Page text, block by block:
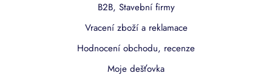
B2B, Stavební firmy
Vracení zboží a reklamace
Hodnocení obchodu, recenze
Moje dešťovka